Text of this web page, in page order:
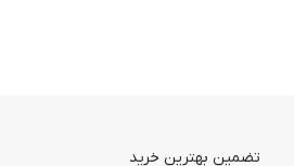
تضمین بهترین خرید